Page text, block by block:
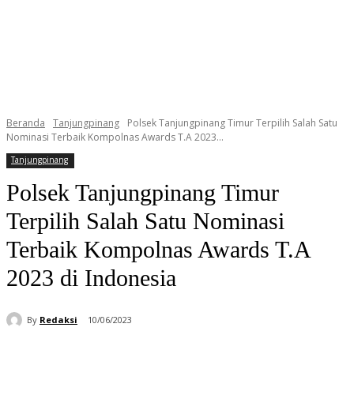
Beranda Tanjungpinang
Polsek Tanjungpinang Timur Terpilih Salah Satu
Nominasi Terbaik Kompolnas Awards T.A 2023...
Tanjungpinang
Polsek Tanjungpinang Timur
Terpilih Salah Satu Nominasi
Terbaik Kompolnas Awards T.A
2023 di Indonesia
By Redaksi 10/06/2023